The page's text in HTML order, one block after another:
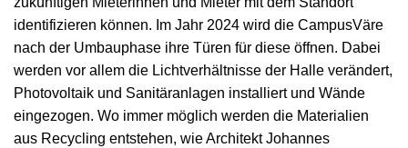
identifizieren können. Im Jahr 2024 wird die CampusVäre
nach der Umbauphase ihre Türen für diese öffnen. Dabei
werden vor allem die Lichtverhältnisse der Halle verändert,
Photovoltaik und Sanitäranlagen installiert und Wände
eingezogen. Wo immer möglich werden die Materialien
aus Recycling entstehen, wie Architekt Johannes